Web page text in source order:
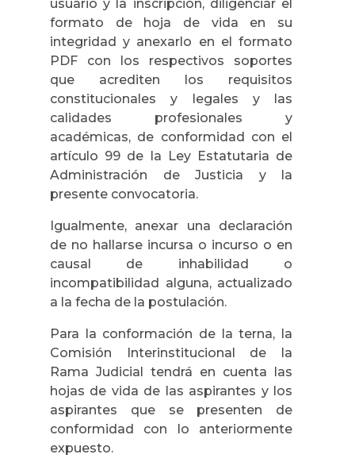
usuario y la inscripción, diligenciar el
formato de hoja de vida en su
integridad y anexarlo en el formato
PDF con los respectivos soportes
que acrediten los requisitos
constitucionales y legales y las
calidades profesionales y
académicas, de conformidad con el
artículo 99 de la Ley Estatutaria de
Administración de Justicia y la
presente convocatoria.
Igualmente, anexar una declaración
de no hallarse incursa o incurso o en
causal de inhabilidad o
incompatibilidad alguna, actualizado
a la fecha de la postulación.
Para la conformación de la terna, la
Comisión Interinstitucional de la
Rama Judicial tendrá en cuenta las
hojas de vida de las aspirantes y los
aspirantes que se presenten de
conformidad con lo anteriormente
expuesto.